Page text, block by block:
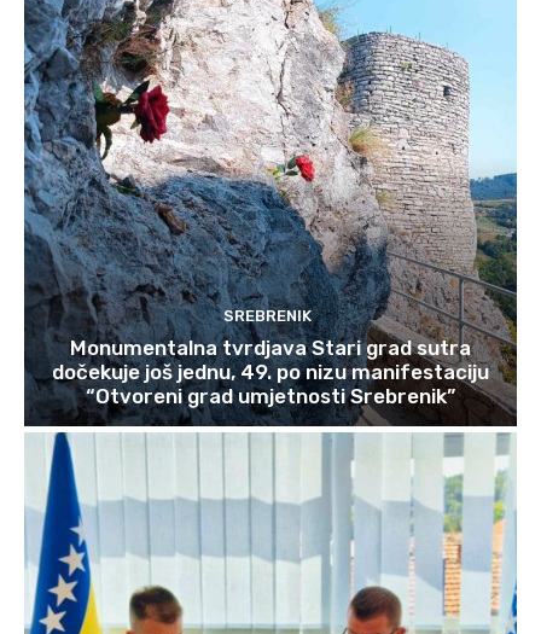
SREBRENIK
Monumentalna tvrdjava Stari grad sutra
dočekuje još jednu, 49. po nizu manifestaciju
“Otvoreni grad umjetnosti Srebrenik”